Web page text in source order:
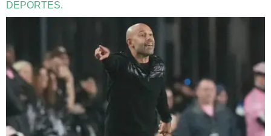
DEPORTES.